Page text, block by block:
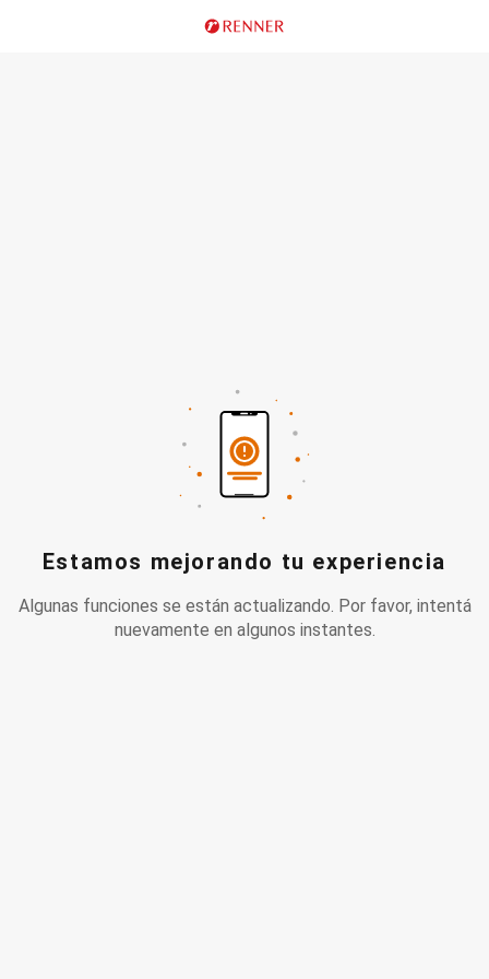
Estamos mejorando tu experiencia
Algunas funciones se están actualizando. Por favor, intentá
nuevamente en algunos instantes.